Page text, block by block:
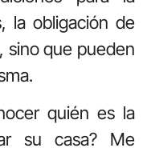
la obligación de
sino que pueden
quién es la
su casa? Me